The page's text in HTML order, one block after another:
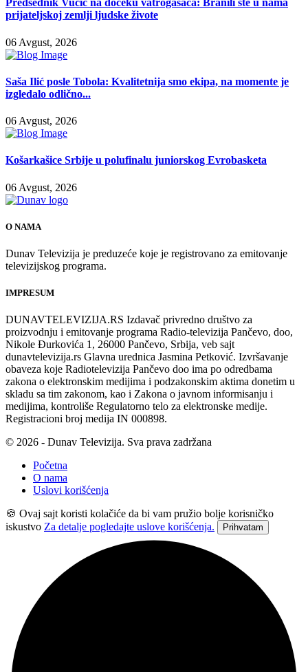
Predsednik Vučić na dočeku vatrogasaca: Branili ste u nama
prijateljskoj zemlji ljudske živote
06 Avgust, 2026
Saša Ilić posle Tobola: Kvalitetnija smo ekipa, na momente je
izgledalo odlično...
06 Avgust, 2026
Košarkašice Srbije u polufinalu juniorskog Evrobasketa
06 Avgust, 2026
O NAMA
Dunav Televizija je preduzeće koje je registrovano za emitovanje
televizijskog programa.
IMPRESUM
DUNAVTELEVIZIJA.RS Izdavač privredno društvo za
proizvodnju i emitovanje programa Radio-televizija Pančevo, doo,
Nikole Đurkovića 1, 26000 Pančevo, Srbija, veb sajt
dunavtelevizija.rs Glavna urednica Jasmina Petković. Izvršavanje
obaveza koje Radiotelevizija Pančevo doo ima po odredbama
zakona o elektronskim medijima i podzakonskim aktima donetim u
skladu sa tim zakonom, kao i Zakona o javnom informisanju i
medijima, kontroliše Regulatorno telo za elektronske medije.
Registracioni broj medija IN 000898.
© 2026 - Dunav Televizija. Sva prava zadržana
Početna
O nama
Uslovi korišćenja
🍪 Ovaj sajt koristi kolačiće da bi vam pružio bolje korisničko
iskustvo Za detalje pogledajte uslove korišćenja. Prihvatam